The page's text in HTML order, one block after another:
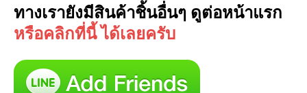
ทางเรายังมีสินค้าชิ้นอื่นๆ ดูต่อหน้าแรก
หรือคลิกที่นี้ ได้เลยครับ